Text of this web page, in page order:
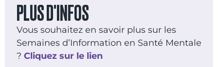
PLUS D'INFOS
Vous souhaitez en savoir plus sur les
Semaines d’Information en Santé Mentale
? Cliquez sur le lien